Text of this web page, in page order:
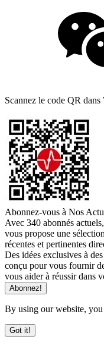
Scannez le code QR dans
Abonnez-vous à Nos
Avec 340 abonnés
vous propose une
récentes et pertinentes
Des idées exclusives à
conçu pour vous fournir
vous aider à réussir dans
By using our website,
Got it!